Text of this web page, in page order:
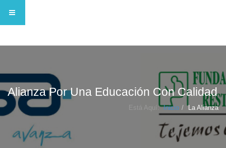
Alianza Por Una Educación Con Calidad
Está Aquí:Inicio La Alianza